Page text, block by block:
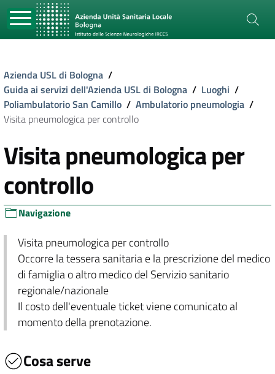
Azienda USL di Bologna /
Guida ai servizi dell'Azienda USL di Bologna / Luoghi /
Poliambulatorio San Camillo / Ambulatorio pneumologia /
Visita pneumologica per controllo
Visita pneumologica per
controllo
Navigazione
Visita pneumologica per controllo
Occorre la tessera sanitaria e la prescrizione del medico
di famiglia o altro medico del Servizio sanitario
regionale/nazionale
Il costo dell'eventuale ticket viene comunicato al
momento della prenotazione.
Cosa serve